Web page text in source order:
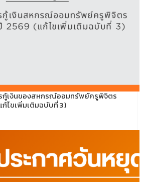
กู้เงินของสหกรณ์ออมทรัพย์ครูพิจิตร
ก้ไขเพิ่มเติมฉบับที่ 3)